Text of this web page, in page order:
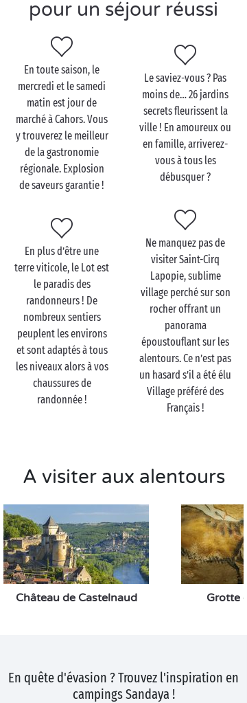
vignoble porte même son nom. Terroir historique du
Malbec, de nombreux domaines se visitent avec une
dégustation à la clé. De quoi ravir lestourtereaux
œnologues débutants comme confirmés ! A
consommer avec modération bien entendu.
En voiture les amoureux ! Le Lot et les départements
voisins comme laDordogne
regorgent de villages
typiques qui ne demandent qu’à être explorer.
Mention spéciale pour
, joyau perché à
balade au fil de l’eau sur le Lot est l’activité idéale
pour les couples de loups de mer du dimanche : pas
besoin de permis et les plus beaux paysages du Lot
défileront sous vos yeux. Magique.
pour un séjour réussi
En toute saison, le
mercredi et le samedi
matin est jour de
marché à Cahors. Vous
y trouverez le meilleur
de la gastronomie
régionale. Explosion
de saveurs garantie !
Le saviez-vous ? Pas
moins de… 26 jardins
secrets fleurissent la
ville ! En amoureux ou
en famille, arriverez-
vous à tous les
débusquer ?
En plus d’être une
terre viticole, le Lot est
le paradis des
randonneurs ! De
nombreux sentiers
peuplent les environs
et sont adaptés à tous
les niveaux alors à vos
chaussures de
randonnée !
Ne manquez pas de
visiter Saint-Cirq
Lapopie, sublime
village perché sur son
rocher offrant un
panorama
époustouflant sur les
alentours. Ce n’est pas
un hasard s’il a été élu
Village préféré des
Français !
A visiter aux alentours
Château de Castelnaud Grotte
En quête d'évasion ? Trouvez l'inspiration en
campings Sandaya !